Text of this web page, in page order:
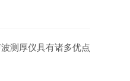
测厚仪具有诸多优点